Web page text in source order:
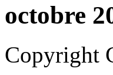
octobre
Copyright